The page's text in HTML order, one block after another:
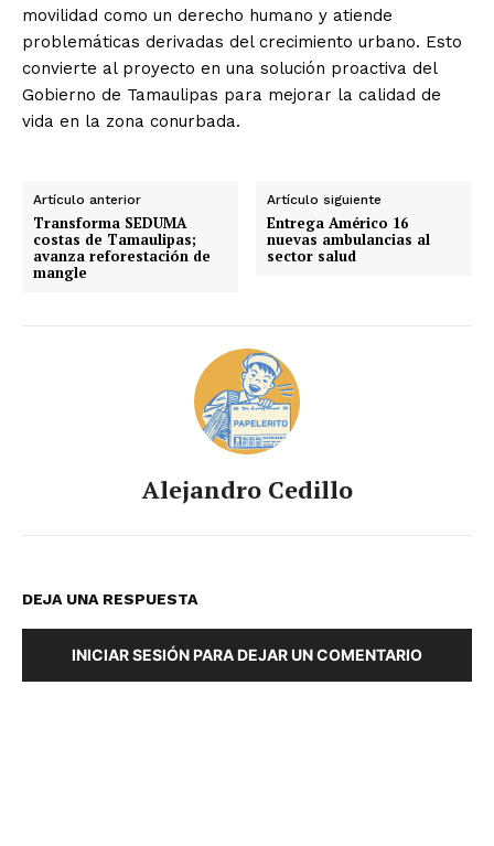
movilidad como un derecho humano y atiende
problemáticas derivadas del crecimiento urbano. Esto
convierte al proyecto en una solución proactiva del
Gobierno de Tamaulipas para mejorar la calidad de
vida en la zona conurbada.
Artículo anterior
Transforma SEDUMA
costas de Tamaulipas;
avanza reforestación de
mangle
Artículo siguiente
Entrega Américo 16
nuevas ambulancias al
sector salud
Alejandro Cedillo
DEJA UNA RESPUESTA
INICIAR SESIÓN PARA DEJAR UN COMENTARIO